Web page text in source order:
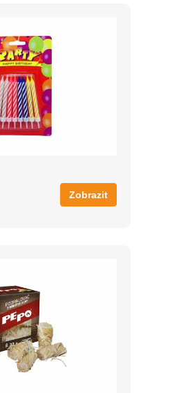
Zobrazit